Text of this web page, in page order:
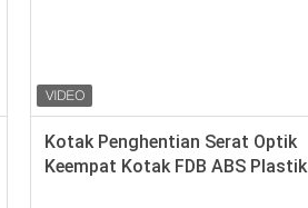
Kotak Penghentian Serat Optik
Keempat Kotak FDB ABS Plastik